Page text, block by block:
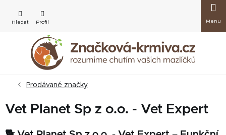
obsah
košík
Prodávané značky
Vet Planet Sp z o.o. - Vet Expert